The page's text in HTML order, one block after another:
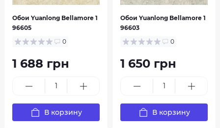
Обои Yuanlong Bellamore 1
96605
0
1 688 грн
В корзину
Обои Yuanlong Bellamore 1
96603
0
1 650 грн
В корзину